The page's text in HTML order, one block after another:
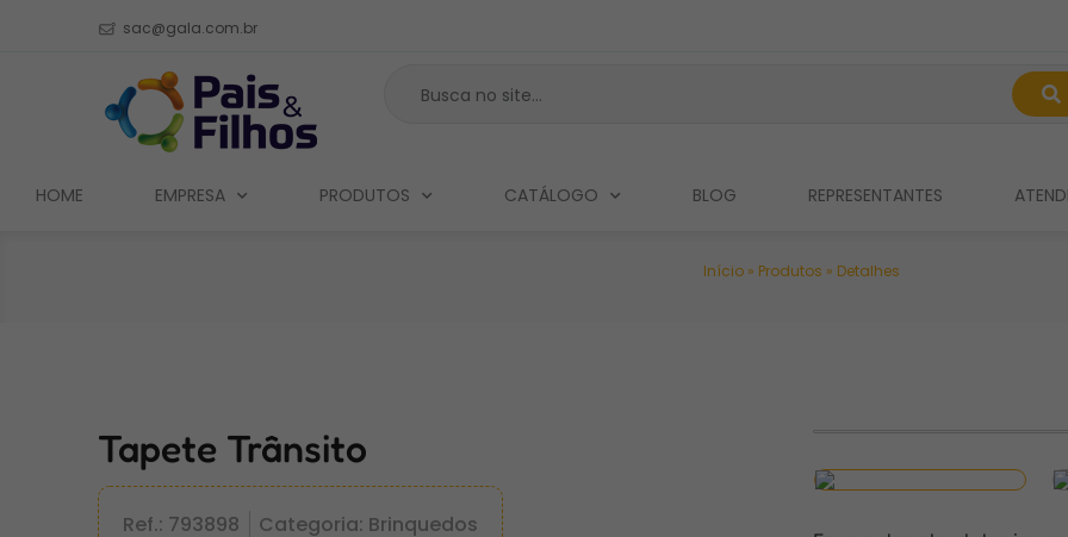
sac@gala.com.br
HOME EMPRESA PRODUTOS CATÁLOGO BLOG REPRESENTANTES
Início» Produtos » Detalhes
Tapete Trânsito
Ref.: 793898 Categoria: Brinquedos